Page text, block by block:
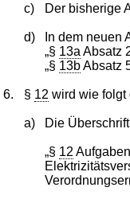
c) Der bisherige
d)
In dem neuen
„§ 13a Absatz
„§ 13bAbsatz
6. § 12 wird wie folgt
a) Die
„§ 12